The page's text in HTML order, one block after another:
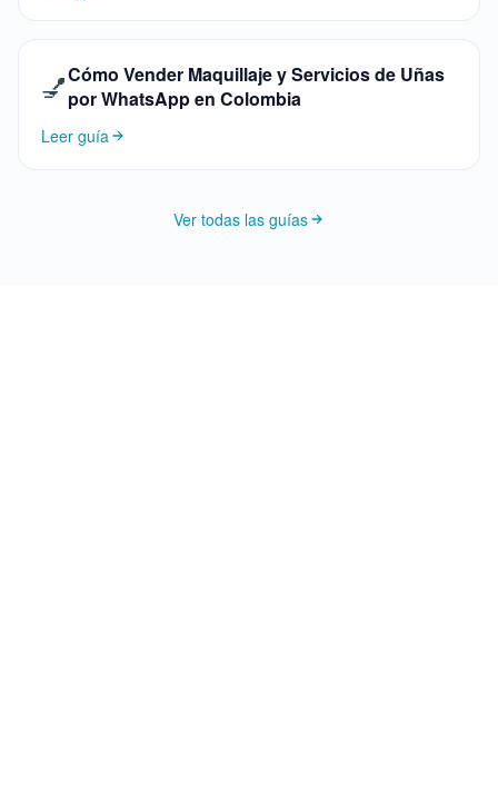
💅Cómo Vender Maquillaje y Servicios de Uñas
por WhatsApp en Colombia
Leer guía
Ver todas las guías